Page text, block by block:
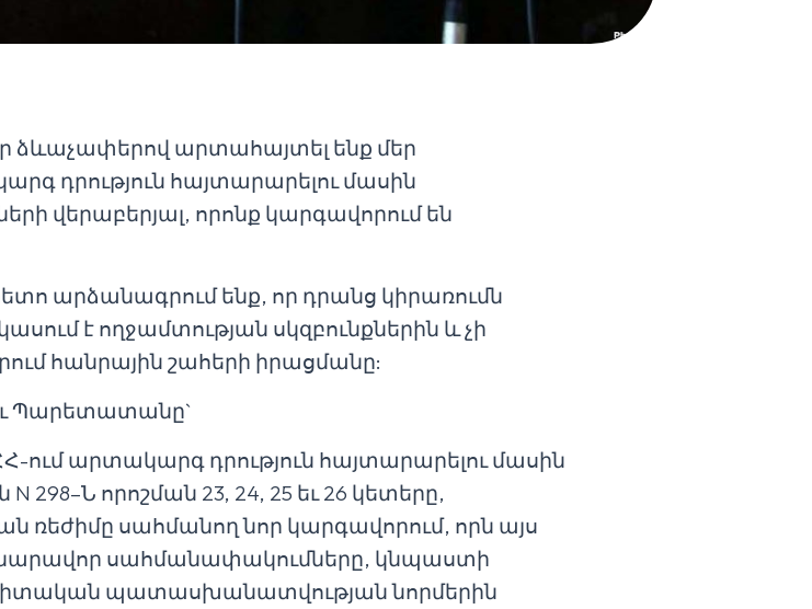
ձևաչափերով արտահայտել ենք մեր
դրություն հայտարարելու մասին
վերաբերյալ, որոնք կարգավորում են
արձանագրում ենք, որ դրանց կիրառումն
է ողջամտության սկզբունքներին և չի
հանրային շահերի իրացմանը:
Պարետատանը`
ում արտակարգ դրություն հայտարարելու մասին
որոշման 23, 24, 25 եւ 26 կետերը,
ռեժիմը սահմանող նոր կարգավորում, որն այս
սահմանափակումները, կնպաստի
պատասխանատվության նորմերին